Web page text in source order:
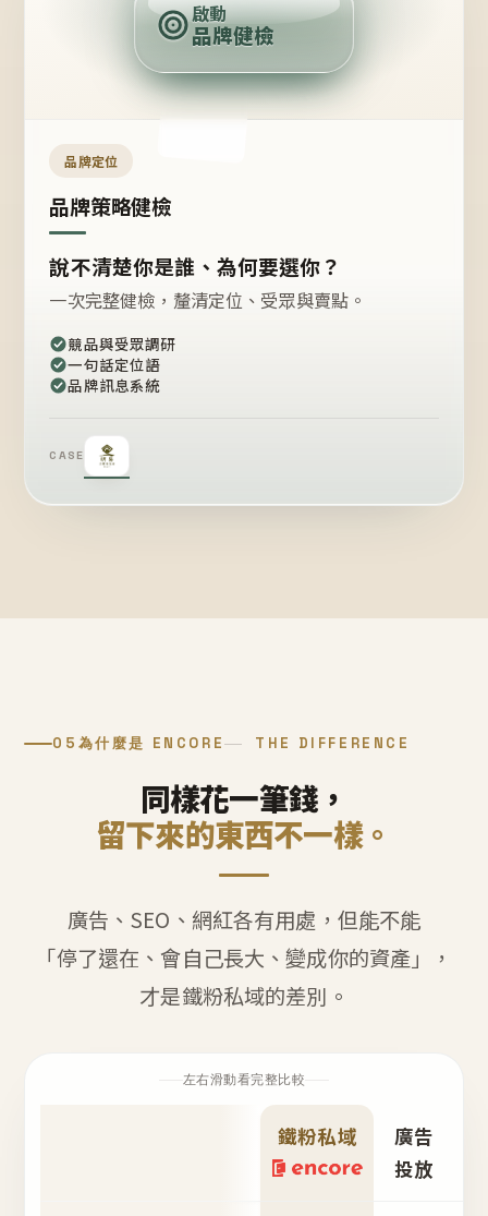
定
位
啟動
品牌健檢
品牌定位
品牌策略健檢
說不清楚你是誰、為何要選你？
一次完整健檢，釐清定位、受眾與賣點。
競品與受眾調研
一句話定位語
品牌訊息系統
CASE
05 為什麼是 ENCORE THE DIFFERENCE
同樣花一筆錢，
留下來的東西不一樣。
廣告、SEO、網紅各有用處，但能不能
「停了還在、會自己長大、變成你的資產」，
才是鐵粉私域的差別。
左右滑動看完整比較
鐵粉私域
廣告
投放